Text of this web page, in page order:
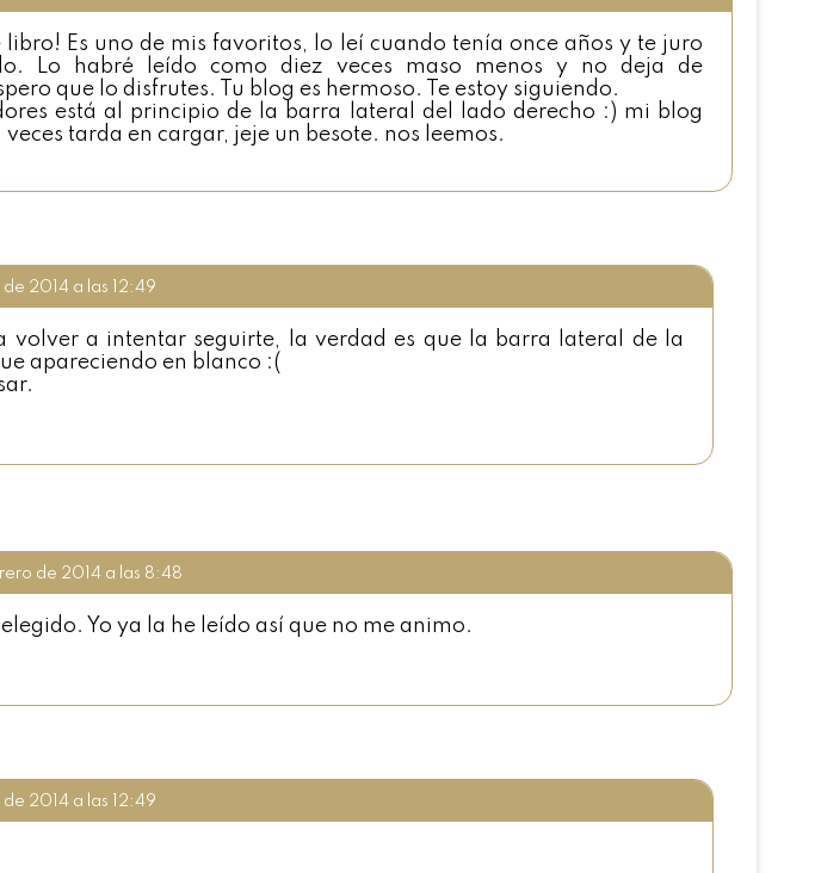
libro! Es uno de mis favoritos, lo leí cuando tenía once años y te juro
Lo habré leído como diez veces maso menos y no deja de
que lo disfrutes. Tu blog es hermoso. Te estoy siguiendo.
está al principio de la barra lateral del lado derecho :) mi blog
tarda en cargar, jeje un besote. nos leemos.
2014 a las 12:49
volver a intentar seguirte, la verdad es que la barra lateral de la
apareciendo en blanco :(
de 2014 a las 8:48
Yo ya la he leído así que no me animo.
2014 a las 12:49